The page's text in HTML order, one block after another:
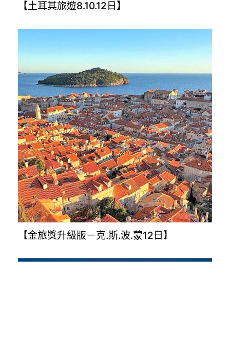
【土耳其旅遊8.10.12日】
【金旅獎升級版－克.斯.波.蒙12日】